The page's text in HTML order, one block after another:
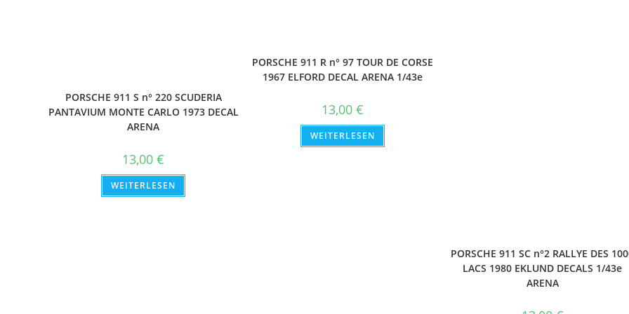
PORSCHE 911 S n° 220 SCUDERIA
PANTAVIUM MONTE CARLO 1973 DECAL
ARENA
13,00€
WEITERLESEN
PORSCHE 911 R n° 97 TOUR DE CORSE
1967 ELFORD DECAL ARENA 1/43e
13,00€
WEITERLESEN
PORSCHE 911 SC n°2 RALLYE DES
LACS 1980 EKLUND DECALS 1/43e
ARENA